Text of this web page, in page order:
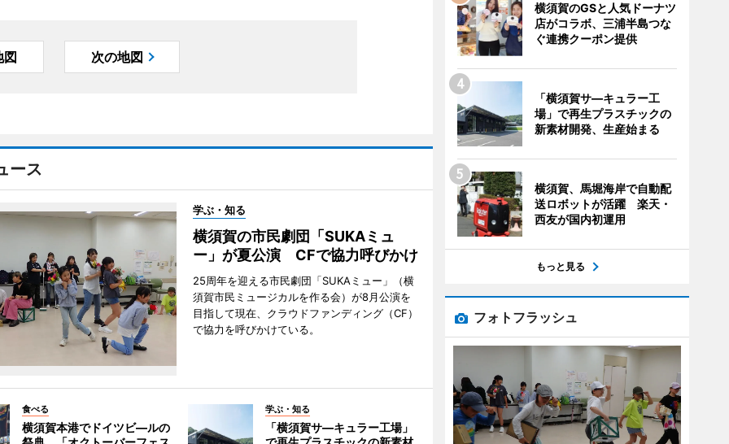
図 次の地図
ース
学ぶ・知る
横須賀の市民劇団「SUKAミュ
ー」が夏公演 CFで協力呼びかけ
25周年を迎える市民劇団「SUKAミュー」（横
須賀市民ミュージカルを作る会）が8月公演を
目指して現在、クラウドファンディング（CF）
で協力を呼びかけている。
食べる
横須賀本港でドイツビ―ルの
学ぶ・知る
「横須賀サ―キュラー工場」
横須賀のGSと人気ドーナツ
店がコラボ、三浦半島つな
ぐ連携クーポン提供
「横須賀サ―キュラー工
場」で再生プラスチックの
新素材開発、生産始まる
横須賀、馬堀海岸で自動配
送ロボットが活躍 楽天・
西友が国内初運用
もっと見る
フォトフラッシュ